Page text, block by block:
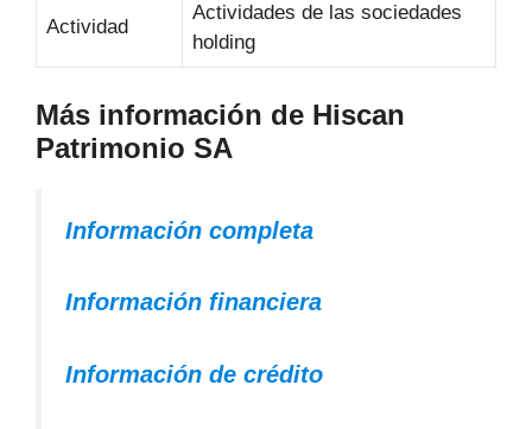
Actividad
Actividades de las sociedades
holding
Más información de Hiscan
Patrimonio SA
Información completa
Información financiera
Información de crédito